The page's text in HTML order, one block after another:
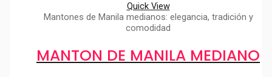
Quick View
Mantones de Manila medianos: elegancia, tradición y
comodidad
MANTON DE MANILA MEDIANO